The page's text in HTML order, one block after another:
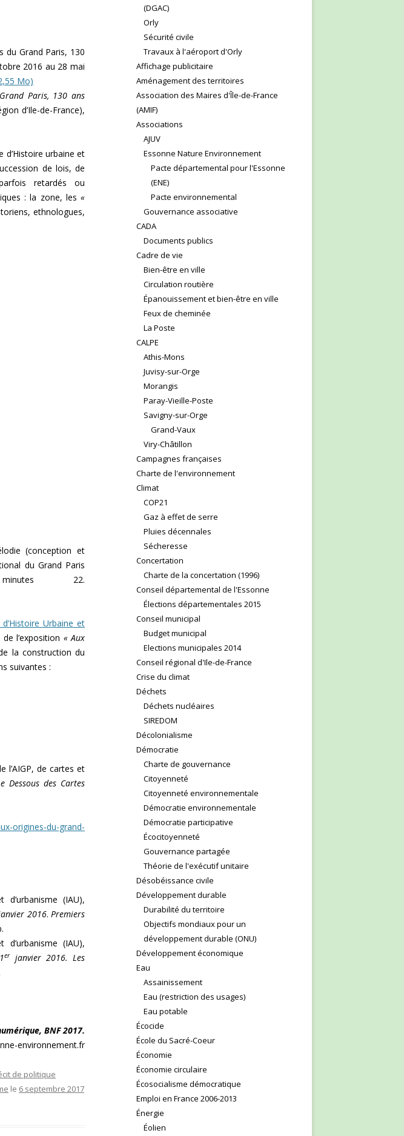
du Grand Paris, 130
2016 au 28 mai
Mo)
Paris, 130 ans
d’Ile-de-France),
d’Histoire urbaine et
de lois, de
retardés ou
: la zone, les «
ethnologues,
(conception et
du Grand Paris
22.
Urbaine et
l’exposition « Aux
la construction du
suivantes :
l’AIGP, de cartes et
Dessous des Cartes
origines-du-grand-
d’urbanisme (IAU),
2016. Premiers
d’urbanisme (IAU),
erjanvier 2016. Les
BNF 2017.
environnement.fr
de politique
le 6 septembre 2017
(DGAC)
Orly
Sécurité civile
Travaux à l'aéroport d'Orly
Affichage publicitaire
Aménagement des territoires
Association des Maires d'Île-de-France
(AMIF)
Associations
AJUV
Essonne Nature Environnement
Pacte départemental pour l'Essonne
(ENE)
Pacte environnemental
Gouvernance associative
CADA
Documents publics
Cadre de vie
Bien-être en ville
Circulation routière
Épanouissement et bien-être en ville
Feux de cheminée
La Poste
CALPE
Athis-Mons
Juvisy-sur-Orge
Morangis
Paray-Vieille-Poste
Savigny-sur-Orge
Grand-Vaux
Viry-Châtillon
Campagnes françaises
Charte de l'environnement
Climat
COP21
Gaz à effet de serre
Pluies décennales
Sécheresse
Concertation
Charte de la concertation (1996)
Conseil départemental de l'Essonne
Élections départementales 2015
Conseil municipal
Budget municipal
Elections municipales 2014
Conseil régional d'Ile-de-France
Crise du climat
Déchets
Déchets nucléaires
SIREDOM
Décolonialisme
Démocratie
Charte de gouvernance
Citoyenneté
Citoyenneté environnementale
Démocratie environnementale
Démocratie participative
Écocitoyenneté
Gouvernance partagée
Théorie de l'exécutif unitaire
Désobéissance civile
Développement durable
Durabilité du territoire
Objectifs mondiaux pour un
développement durable (ONU)
Développement économique
Eau
Assainissement
Eau (restriction des usages)
Eau potable
Écocide
École du Sacré-Coeur
Économie
Économie circulaire
Écosocialisme démocratique
Emploi en France 2006-2013
Énergie
Éolien